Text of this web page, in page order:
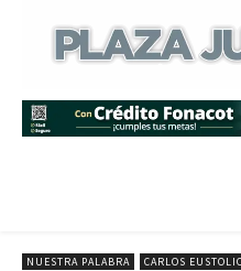
NUESTRA PALABRA CARLOS